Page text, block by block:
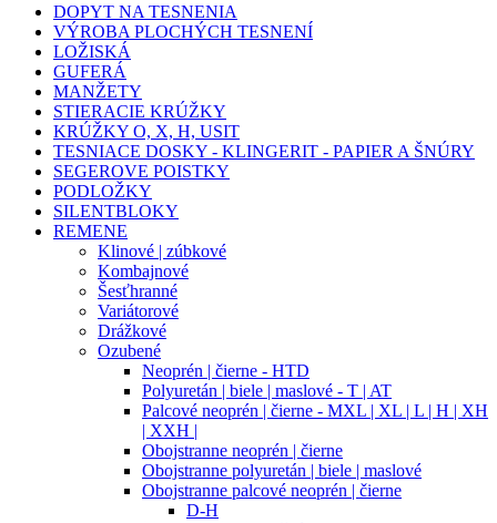
DOPYT NA TESNENIA
VÝROBA PLOCHÝCH TESNENÍ
LOŽISKÁ
GUFERÁ
MANŽETY
STIERACIE KRÚŽKY
KRÚŽKY O, X, H, USIT
TESNIACE DOSKY - KLINGERIT - PAPIER A ŠNÚRY
SEGEROVE POISTKY
PODLOŽKY
SILENTBLOKY
REMENE
Klinové | zúbkové
Kombajnové
Šesťhranné
Variátorové
Drážkové
Ozubené
Neoprén | čierne - HTD
Polyuretán | biele | maslové - T | AT
Palcové neoprén | čierne - MXL | XL | L | H | XH
| XXH |
Obojstranne neoprén | čierne
Obojstranne polyuretán | biele | maslové
Obojstranne palcové neoprén | čierne
D-H